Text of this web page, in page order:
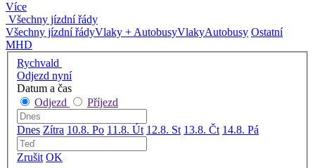
Více
Všechny jízdní řády
Všechny jízdní řádyVlaky + AutobusyVlakyAutobusy Ostatní
MHD
Rychvald
Odjezd nyní
Datum a čas
Odjezd
Příjezd
Dnes Zítra 10.8. Po 11.8. Út 12.8. St 13.8. Čt 14.8. Pá
Zrušit OK